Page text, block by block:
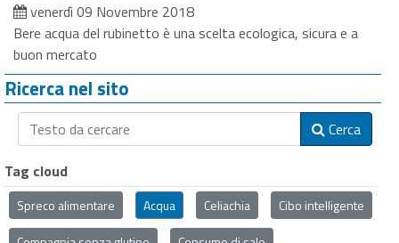
venerdì 09 Novembre 2018
Bere acqua del rubinetto è una scelta ecologica, sicura e a
buon mercato
Ricerca nel sito
Cerca
Tag cloud
Spreco alimentare Acqua Celiachia
Cibo intelligente